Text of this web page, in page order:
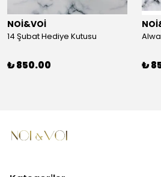
NOİ&VOİ
14 Şubat Hediye Kutusu
₺ 850.00 ₺